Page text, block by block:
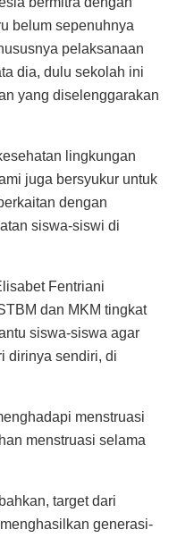
belum sepenuhnya
pelaksanaan
dia, dulu sekolah ini
yang diselenggarakan
lingkungan
juga bersyukur untuk
dengan
siswa-siswi di
Fentriani
dan MKM tingkat
siswa-siswa agar
dirinya sendiri, di
menstruasi
menstruasi selama
target dari
generasi-